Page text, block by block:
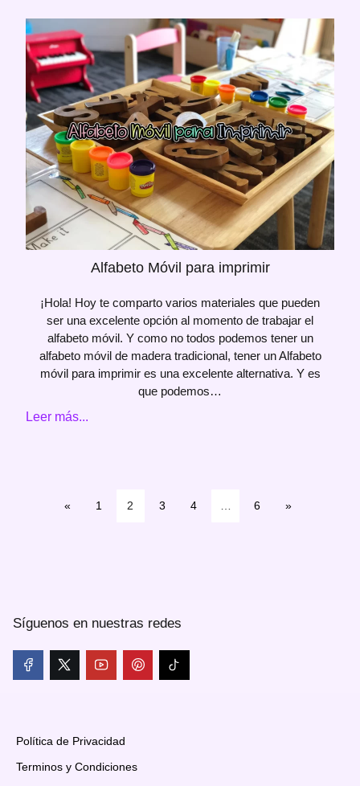
Alfabeto Móvil para imprimir
¡Hola! Hoy te comparto varios materiales que pueden
ser una excelente opción al momento de trabajar el
alfabeto móvil. Y como no todos podemos tener un
alfabeto móvil de madera tradicional, tener un Alfabeto
móvil para imprimir es una excelente alternativa. Y es
que podemos…
Leer más...
« 1 2 3 4 6 »
Síguenos en nuestras redes
Política de Privacidad
Terminos y Condiciones